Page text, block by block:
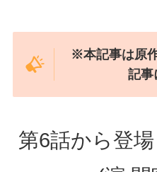
※本記事は原
記事
第6話から登